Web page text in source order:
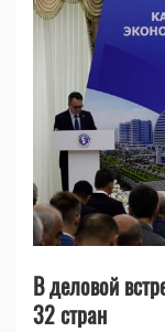
В деловой
32 стран